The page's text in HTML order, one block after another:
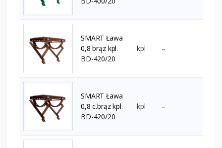
SMART Ława
0,8 brąz kpl.
BD-420/20
kpl –
SMART Ława
0,8 c.brąz kpl.
BD-420/20
kpl –